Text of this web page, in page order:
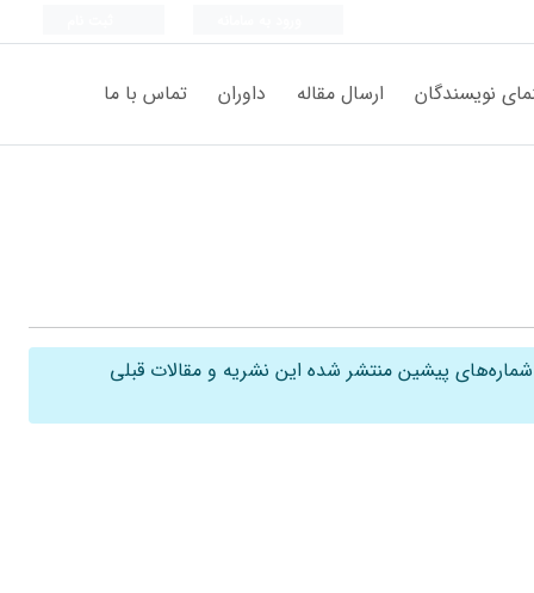
نویسندگان ارسال مقاله داوران تماس با ما
شماره‌های پیشین منتشر شده این نشریه و مقالات قبلی